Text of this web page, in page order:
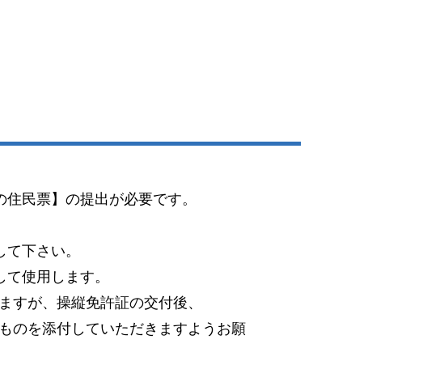
民票】の提出が必要です。
下さい。
使用します。
すが、操縦免許証の交付後、
のを添付していただきますようお願